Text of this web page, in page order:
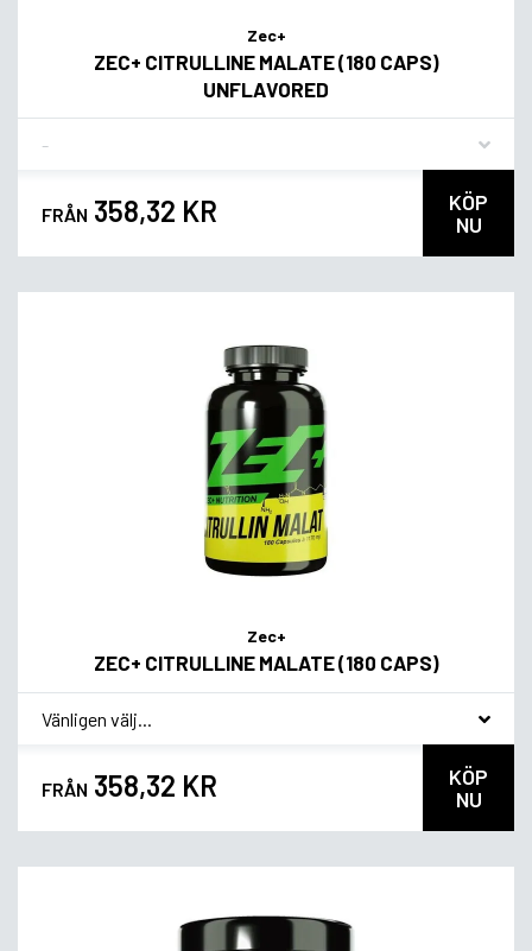
Zec+
ZEC+ CITRULLINE MALATE (180 CAPS)
UNFLAVORED
FRÅN 358,32 KR
KÖP
NU
Zec+
ZEC+ CITRULLINE MALATE (180 CAPS)
* Smakvariant
FRÅN 358,32 KR
KÖP
NU